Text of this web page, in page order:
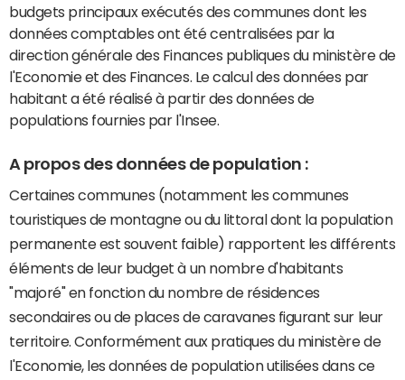
budgets principaux exécutés des communes dont les
données comptables ont été centralisées par la
direction générale des Finances publiques du ministère de
l'Economie et des Finances. Le calcul des données par
habitant a été réalisé à partir des données de
populations fournies par l'Insee.
A propos des données de population :
Certaines communes (notamment les communes
touristiques de montagne ou du littoral dont la population
permanente est souvent faible) rapportent les différents
éléments de leur budget à un nombre d'habitants
"majoré" en fonction du nombre de résidences
secondaires ou de places de caravanes figurant sur leur
territoire. Conformément aux pratiques du ministère de
l'Economie, les données de population utilisées dans ce